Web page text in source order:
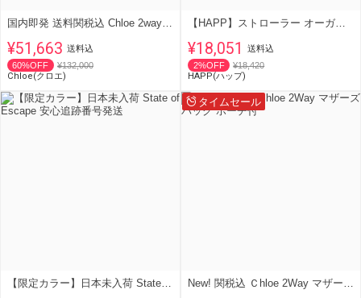
国内即発 送料関税込 Chloe 2wayマザーズバッグ ポーチ マット付
¥51,663 送料込
60%OFF
¥132,000
Chloe(クロエ)
【HAPP】ストローラー オーガナイザー ヘリンボーン
¥18,051
送料込
2%OFF
¥18,420
HAPP(ハップ)
【限定カラー】日本未入荷 State of Escape 安心追跡番号発送
タイムセール